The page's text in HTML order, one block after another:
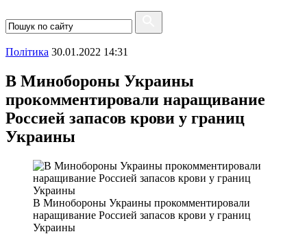
Полiтика 30.01.2022 14:31
В Минобороны Украины
прокомментировали наращивание
Россией запасов крови у границ
Украины
В Минобороны Украины прокомментировали
наращивание Россией запасов крови у границ
Украины